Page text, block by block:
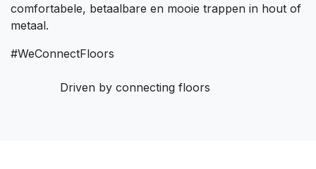
comfortabele, betaalbare en mooie trappen in hout of
metaal.
#WeConnectFloors
Driven by connecting floors